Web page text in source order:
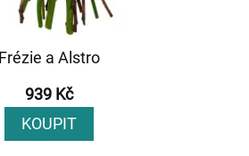
Frézie a Alstro
939 Kč
KOUPIT